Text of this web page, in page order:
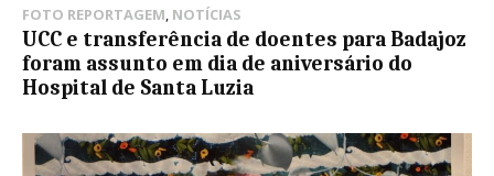
FOTO REPORTAGEM, NOTÍCIAS
UCC e transferência de doentes para Badajoz
foram assunto em dia de aniversário do
Hospital de Santa Luzia